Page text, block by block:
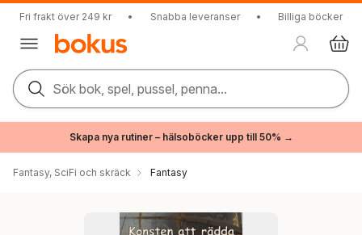
Fri frakt över 249 kr • Snabba leveranser • Billiga böcker
Sök bok, spel, pussel, penna...
Skapa nya rutiner – hälsoböcker upp till 50% →
Fantasy, SciFi och skräck Fantasy